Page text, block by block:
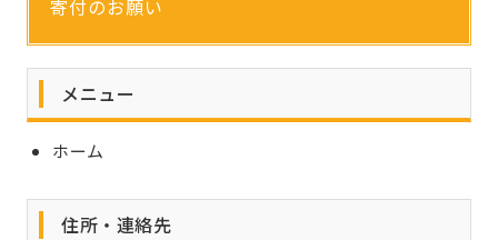
寄付のお願い
メニュー
ホーム
住所・連絡先